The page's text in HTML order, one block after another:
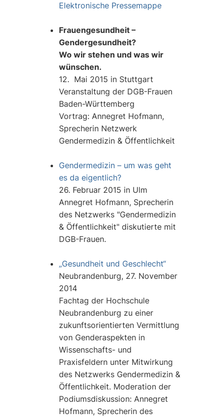
Elektronische Pressemappe
Frauengesundheit –
Gendergesundheit?
Wo wir stehen und was wir
wünschen.
12. Mai 2015 in Stuttgart
Veranstaltung der DGB-Frauen
Baden-Württemberg
Vortrag: Annegret Hofmann,
Sprecherin Netzwerk
Gendermedizin & Öffentlichkeit
Gendermedizin – um was geht
es da eigentlich?
26. Februar 2015 in Ulm
Annegret Hofmann, Sprecherin
des Netzwerks "Gendermedizin
& Öffentlichkeit" diskutierte mit
DGB-Frauen.
„Gesundheit und Geschlecht“
Neubrandenburg, 27. November
2014
Fachtag der Hochschule
Neubrandenburg zu einer
zukunftsorientierten Vermittlung
von Genderaspekten in
Wissenschafts- und
Praxisfeldern unter Mitwirkung
des Netzwerks Gendermedizin &
Öffentlichkeit. Moderation der
Podiumsdiskussion: Annegret
Hofmann, Sprecherin des